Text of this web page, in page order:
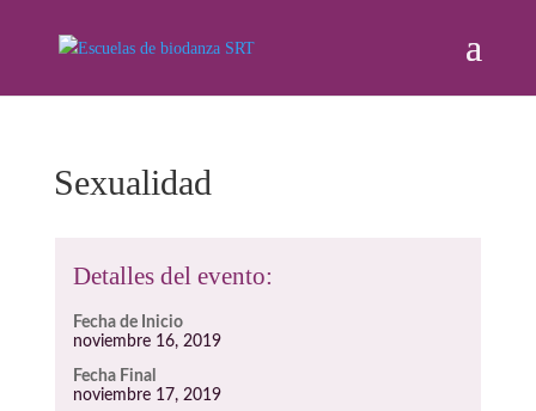
Sexualidad
Detalles del evento:
Fecha de Inicio
noviembre 16, 2019
Fecha Final
noviembre 17, 2019